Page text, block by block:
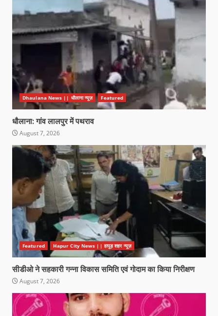
Dhaulana News || धौलाना न्यूज़ Featured
धौलाना: गांव लालपुर में पथराव
August 7, 2026
Featured Hapur City News || हापुड़ शहर न्यूज़
सीडीओ ने सहकारी गन्ना विकास समिति एवं गोदाम का किया निरीक्षण
August 7, 2026